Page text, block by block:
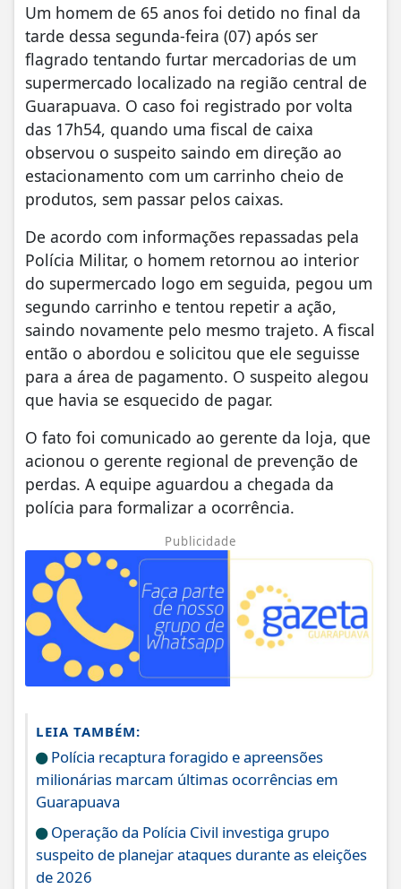
Um homem de 65 anos foi detido no final da
tarde dessa segunda-feira (07) após ser
flagrado tentando furtar mercadorias de um
supermercado localizado na região central de
Guarapuava. O caso foi registrado por volta
das 17h54, quando uma fiscal de caixa
observou o suspeito saindo em direção ao
estacionamento com um carrinho cheio de
produtos, sem passar pelos caixas.
De acordo com informações repassadas pela
Polícia Militar, o homem retornou ao interior
do supermercado logo em seguida, pegou um
segundo carrinho e tentou repetir a ação,
saindo novamente pelo mesmo trajeto. A fiscal
então o abordou e solicitou que ele seguisse
para a área de pagamento. O suspeito alegou
que havia se esquecido de pagar.
O fato foi comunicado ao gerente da loja, que
acionou o gerente regional de prevenção de
perdas. A equipe aguardou a chegada da
polícia para formalizar a ocorrência.
Publicidade
LEIA TAMBÉM:
Polícia recaptura foragido e apreensões
milionárias marcam últimas ocorrências em
Guarapuava
Operação da Polícia Civil investiga grupo
suspeito de planejar ataques durante as eleições
de 2026